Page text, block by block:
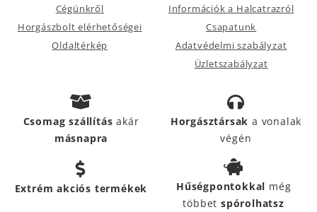
Cégünkről
Horgászbolt elérhetőségei
Oldaltérkép
Információk a Halcatrazról
Csapatunk
Adatvédelmi szabályzat
Üzletszabályzat
Csomag szállításakár
másnapra
Horgásztársak a vonalak
végén
Extrém akciós termékek Hűségpontokkal még
többetspórolhatsz